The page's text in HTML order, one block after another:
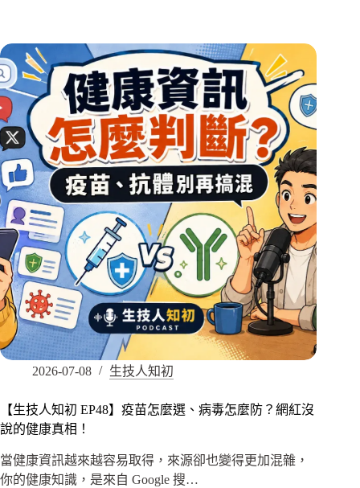
2026-07-08 生技人知初
【生技人知初 EP48】疫苗怎麼選、病毒怎麼防？網紅沒
說的健康真相！
當健康資訊越來越容易取得，來源卻也變得更加混雜，
你的健康知識，是來自 Google 搜…